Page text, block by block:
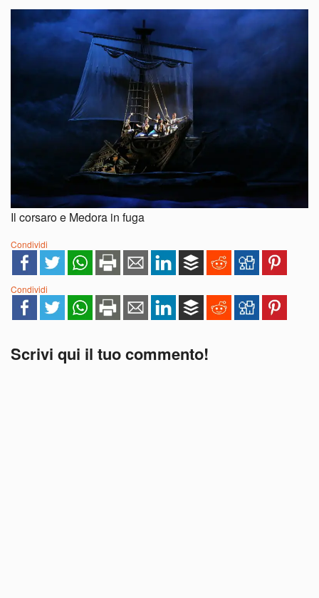
Il corsaro e Medora in fuga
Condividi
Condividi
Scrivi qui il tuo commento!